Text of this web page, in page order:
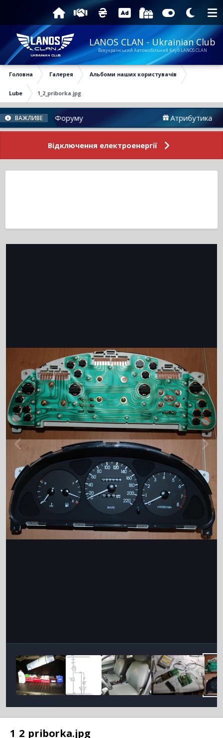
LANOS CLAN - Ukrainian Club
Всеукраїнський Автомобільний Клуб LANOS CLAN
Головна Галерея Альбоми наших користувачів
Lube 1_2_priborka.jpg
ВАЖЛИВЕ
Новини Форуму Атрибутика
Відключення електроенергії
1_2_priborka.jpg